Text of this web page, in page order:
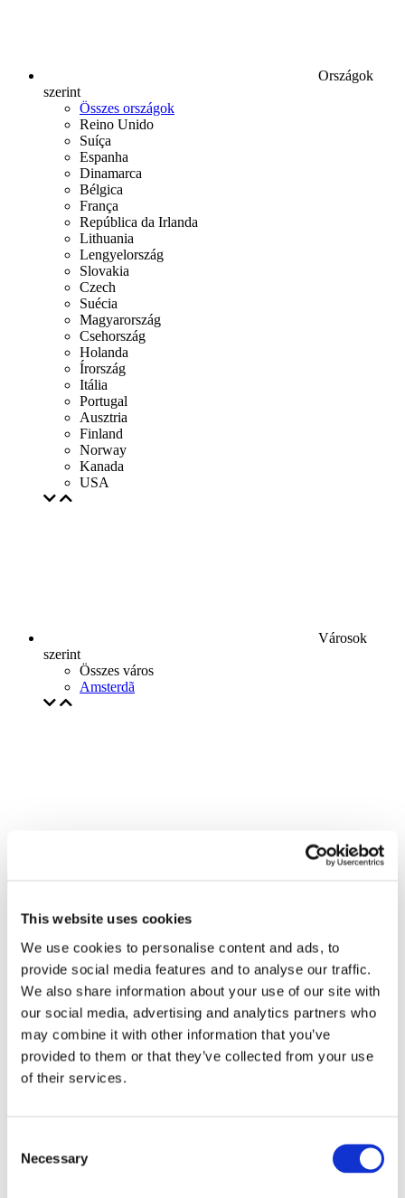
This website uses cookies
We use cookies to personalise content and ads, to
provide social media features and to analyse our traffic.
We also share information about your use of our site with
our social media, advertising and analytics partners who
may combine it with other information that you’ve
provided to them or that they’ve collected from your use
of their services.
Selection
Necessary
Országok
szerint
Összes országok
Reino Unido
Suíça
Espanha
Dinamarca
Bélgica
França
República da Irlanda
Lithuania
Lengyelország
Slovakia
Czech
Suécia
Magyarország
Csehország
Holanda
Írország
Itália
Portugal
Ausztria
Finland
Norway
Kanada
USA
Városok
szerint
Összes város
Amsterdã
Összes